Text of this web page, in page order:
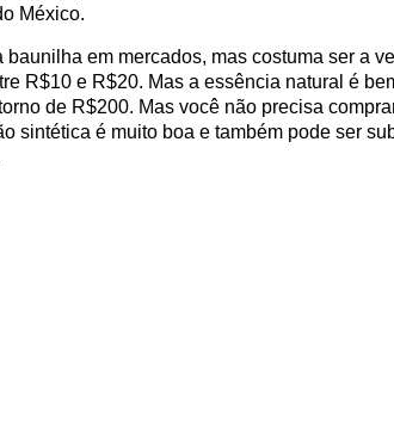
México.
em mercados, mas costuma ser a
R$10 e R$20. Mas a essência natural é
de R$200. Mas você não precisa
sintética é muito boa e também pode ser